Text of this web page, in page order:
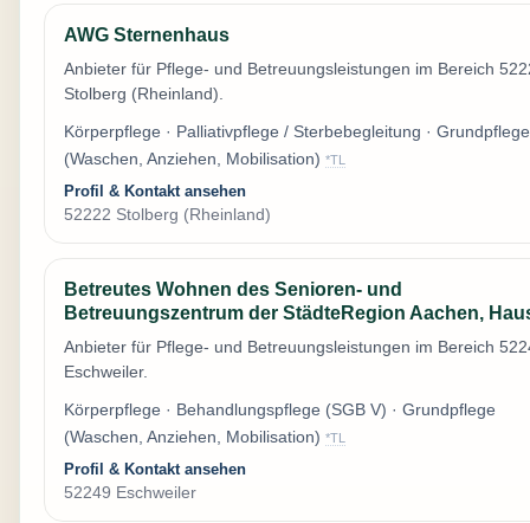
AWG Sternenhaus
Anbieter für Pflege- und Betreuungsleistungen im Bereich
Stolberg (Rheinland).
Körperpflege · Palliativpflege / Sterbebegleitung · Grundpflege
(Waschen, Anziehen, Mobilisation) *TL
Profil & Kontakt ansehen
52222 Stolberg (Rheinland)
Betreutes Wohnen des Senioren- und
Betreuungszentrum der StädteRegion Aachen,
Anbieter für Pflege- und Betreuungsleistungen im Bereich
Eschweiler.
Körperpflege · Behandlungspflege (SGB V) · Grundpflege
(Waschen, Anziehen, Mobilisation) *TL
Profil & Kontakt ansehen
52249 Eschweiler